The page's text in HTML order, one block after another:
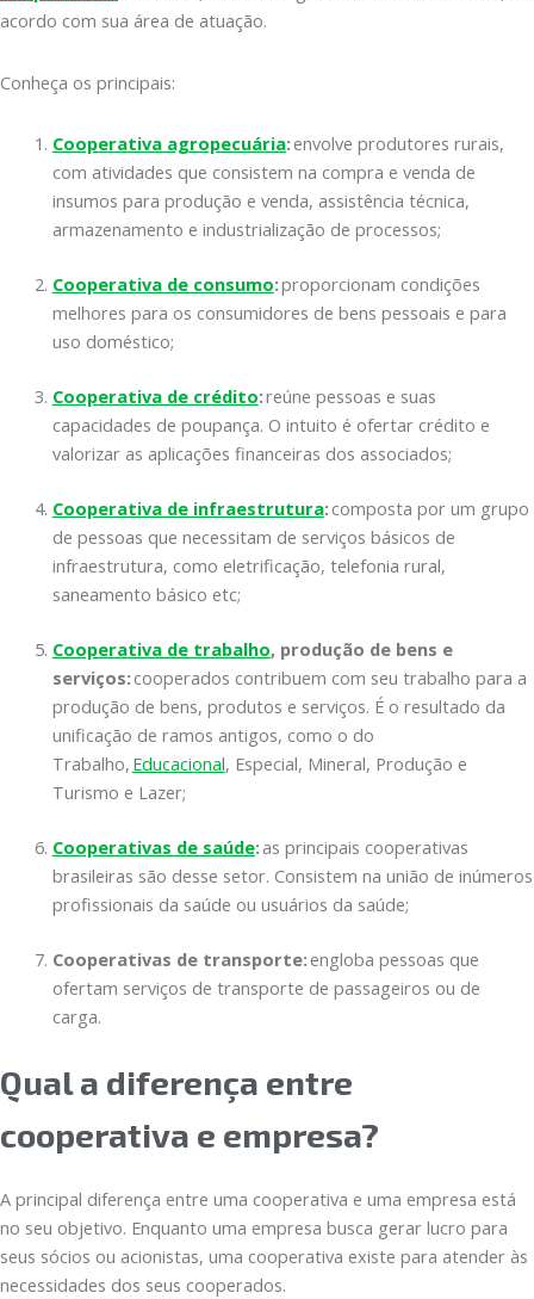
acordo com sua área de atuação.
Conheça os principais:
Cooperativa agropecuária: envolve produtores rurais,
com atividades que consistem na compra e venda de
insumos para produção e venda, assistência técnica,
armazenamento e industrialização de processos;
Cooperativa de consumo:proporcionam condições
melhores para os consumidores de bens pessoais e para
uso doméstico;
Cooperativa de crédito:reúne pessoas e suas
capacidades de poupança. O intuito é ofertar crédito e
valorizar as aplicações financeiras dos associados;
Cooperativa de infraestrutura: composta por um grupo
de pessoas que necessitam de serviços básicos de
infraestrutura, como eletrificação, telefonia rural,
saneamento básico etc;
Cooperativa de trabalho, produção de bens e
serviços: cooperados contribuem com seu trabalho para a
produção de bens, produtos e serviços. É o resultado da
unificação de ramos antigos, como o do
Trabalho, Educacional, Especial, Mineral, Produção e
Turismo e Lazer;
Cooperativas de saúde: as principais cooperativas
brasileiras são desse setor. Consistem na união de inúmeros
profissionais da saúde ou usuários da saúde;
Cooperativas de transporte: engloba pessoas que
ofertam serviços de transporte de passageiros ou de
carga.
Qual a diferença entre
cooperativa e empresa?
A principal diferença entre uma cooperativa e uma empresa está
no seu objetivo. Enquanto uma empresa busca gerar lucro para
seus sócios ou acionistas, uma cooperativa existe para atender às
necessidades dos seus cooperados.